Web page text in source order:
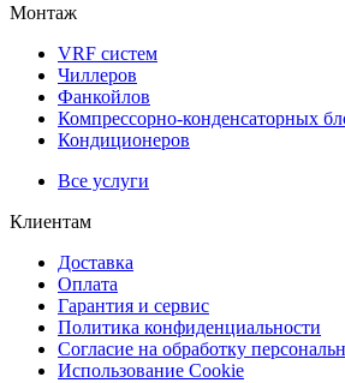
Монтаж
VRF систем
Чиллеров
Фанкойлов
Компрессорно-конденсаторных
Кондиционеров
Все услуги
Клиентам
Доставка
Оплата
Гарантия и сервис
Политика конфиденциальности
Согласие на обработку
Использование Cookie